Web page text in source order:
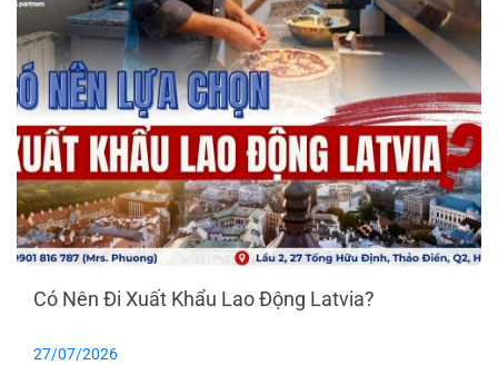
Có Nên Đi Xuất Khẩu Lao Động Latvia?
27/07/2026